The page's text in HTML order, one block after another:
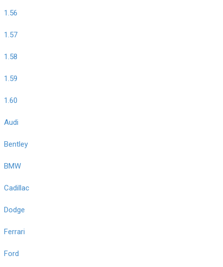
1.56
1.57
1.58
1.59
1.60
Audi
Bentley
BMW
Cadillac
Dodge
Ferrari
Ford